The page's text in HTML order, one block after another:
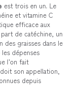
est trois en un. Le
et vitamine C
efficace aux
de catéchine, un
graisses dans le
dépenses
l’on fait
doit son appellation,
depuis